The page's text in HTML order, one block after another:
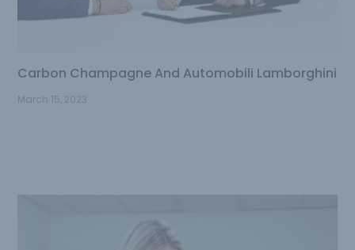
Carbon Champagne And Automobili Lamborghini
March 15, 2023